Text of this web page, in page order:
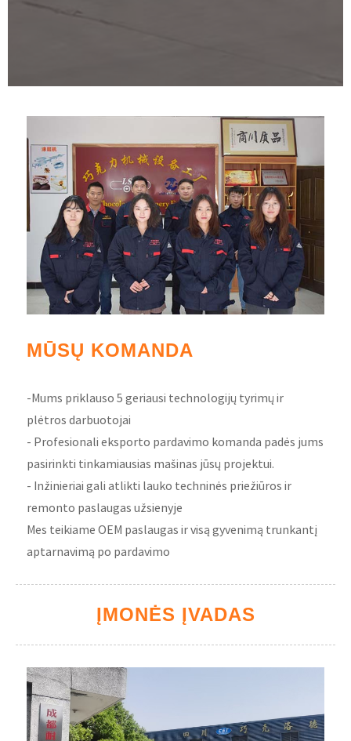
MŪSŲ KOMANDA
-Mums priklauso 5 geriausi technologijų tyrimų ir
plėtros darbuotojai
- Profesionali eksporto pardavimo komanda padės jums
pasirinkti tinkamiausias mašinas jūsų projektui.
- Inžinieriai gali atlikti lauko techninės priežiūros ir
remonto paslaugas užsienyje
Mes teikiame OEM paslaugas ir visą gyvenimą trunkantį
aptarnavimą po pardavimo
ĮMONĖS ĮVADAS